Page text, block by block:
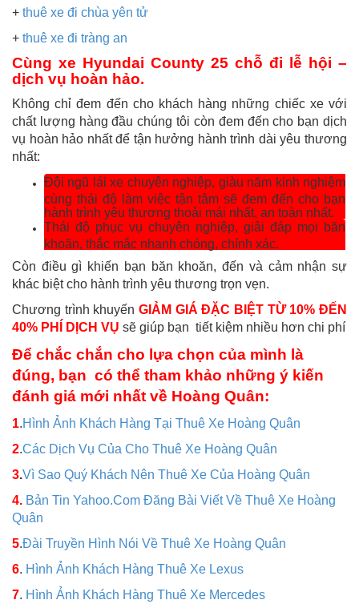
+ thuê xe đi chùa yên tử
+ thuê xe đi tràng an
Cùng xe Hyundai County 25 chỗ đi lễ hội –
dịch vụ hoàn hảo.
Không chỉ đem đến cho khách hàng những chiếc xe với
chất lượng hàng đầu chúng tôi còn đem đến cho bạn dịch
vụ hoàn hảo nhất để tận hưởng hành trình dài yêu thương
nhất:
Đội ngũ lái xe chuyên nghiệp, giàu năm kinh nghiệm
cùng thái độ làm việc tận tâm sẽ đem đến cho bạn
hành trình yêu thương thoải mái nhất, an toàn nhất.
Thái độ phục vụ chuyên nghiệp, giải đáp mọi băn
khoăn, thắc mắc nhanh chóng, chính xác.
Còn điều gì khiến bạn băn khoăn, đến và cảm nhận sự
khác biệt cho hành trình yêu thương trọn vẹn.
Chương trình khuyến GIẢM GIÁ ĐẶC BIỆT TỪ 10% ĐẾN
40% PHÍ DỊCH VỤ sẽ giúp bạn tiết kiệm nhiều hơn chi phí
Để chắc chắn cho lựa chọn của mình là
đúng, bạn có thể tham khảo những ý kiến
đánh giá mới nhất về Hoàng Quân:
1.Hình Ảnh Khách Hàng Tại Thuê Xe Hoàng Quân
2.Các Dịch Vụ Của Cho Thuê Xe Hoàng Quân
3.Vì Sao Quý Khách Nên Thuê Xe Của Hoàng Quân
4. Bản Tin Yahoo.Com Đăng Bài Viết Về Thuê Xe Hoàng
Quân
5.Đài Truyền Hình Nói Về Thuê Xe Hoàng Quân
6. Hình Ảnh Khách Hàng Thuê Xe Lexus
7. Hình Ảnh Khách Hàng Thuê Xe Mercedes